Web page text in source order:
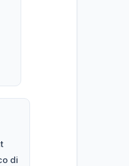
di